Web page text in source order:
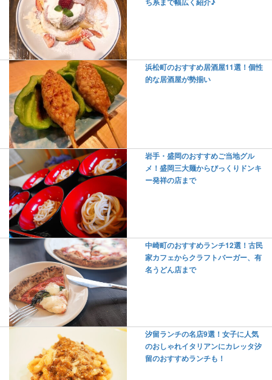
ち系まで幅広く紹介♪
浜松町のおすすめ居酒屋11選！個性
的な居酒屋が勢揃い
岩手・盛岡のおすすめご当地グル
メ！盛岡三大麺からびっくりドンキ
ー発祥の店まで
中崎町のおすすめランチ12選！古民
家カフェからクラフトバーガー、有
名うどん店まで
汐留ランチの名店9選！女子に人気
のおしゃれイタリアンにカレッタ汐
留のおすすめランチも！